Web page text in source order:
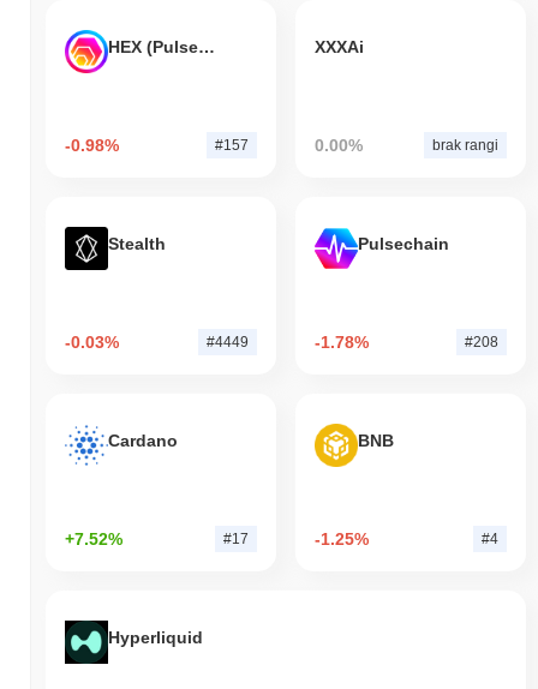
HEX (Pulsechain)
-0.98% #157
XXXAi
0.00% brak rangi
Stealth
-0.03% #4449
Pulsechain
-1.78% #208
Cardano
+7.52% #17
BNB
-1.25% #4
Hyperliquid